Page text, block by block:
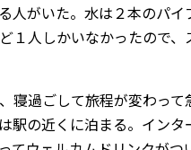
人がいた。水は２本のパ
１人しかいなかったので
寝過ごして旅程が変わっ
駅の近くに泊まる。イン